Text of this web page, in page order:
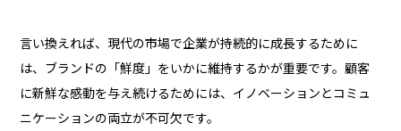
言い換えれば、現代の市場で企業が持続的に成長するために
は、ブランドの「鮮度」をいかに維持するかが重要です。顧客
に新鮮な感動を与え続けるためには、イノベーションとコミュ
ニケーションの両立が不可欠です。